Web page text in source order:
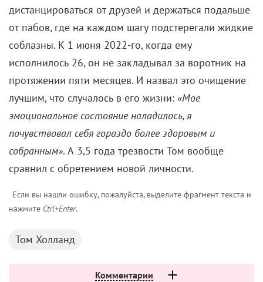
дистанцироваться от друзей и держаться подальше
от пабов, где на каждом шагу подстерегали жидкие
соблазны. К 1 июня 2022-го, когда ему
исполнилось 26, он не закладывал за воротник на
протяжении пяти месяцев. И назвал это очищение
лучшим, что случалось в его жизни: «Мое
эмоциональное состояние наладилось, я
почувствовал себя гораздо более здоровым и
собранным». А 3,5 года трезвости Том вообще
сравнил с обретением новой личности.
Если вы нашли ошибку, пожалуйста, выделите фрагмент текста и
нажмите Ctrl+Enter.
Том Холланд
Комментарии